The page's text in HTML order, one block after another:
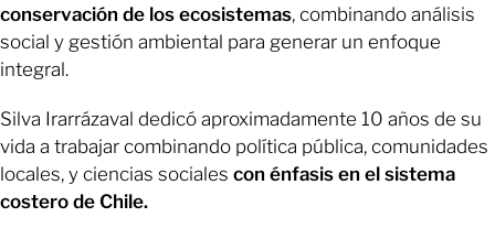
conservación de los ecosistemas, combinando análisis
social y gestión ambiental para generar un enfoque
integral.
Silva Irarrázaval dedicó aproximadamente 10 años de su
vida a trabajar combinando política pública, comunidades
locales, y ciencias sociales con énfasis en el sistema
costero de Chile.